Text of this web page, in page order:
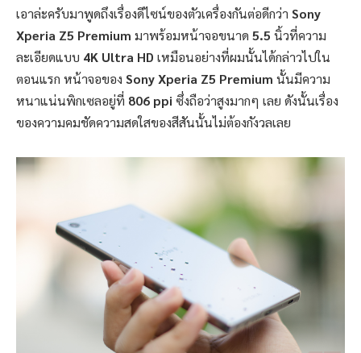
เอาล่ะครับมาพูดถึงเรื่องดีไซน์ของตัวเครื่องกันต่อดีกว่า Sony
Xperia Z5 Premium มาพร้อมหน้าจอขนาด 5.5 นิ้วที่ความ
ละเอียดแบบ 4K Ultra HD เหมือนอย่างที่ผมนั้นได้กล่าวไปใน
ตอนแรก หน้าจอของ Sony Xperia Z5 Premium นั้นมีความ
หนาแน่นพิกเซลอยู่ที่ 806 ppi ซึ่งถือว่าสูงมากๆ เลย ดังนั้นเรื่อง
ของความคมชัดความสดใสของสีสันนั้นไม่ต้องกังวลเลย